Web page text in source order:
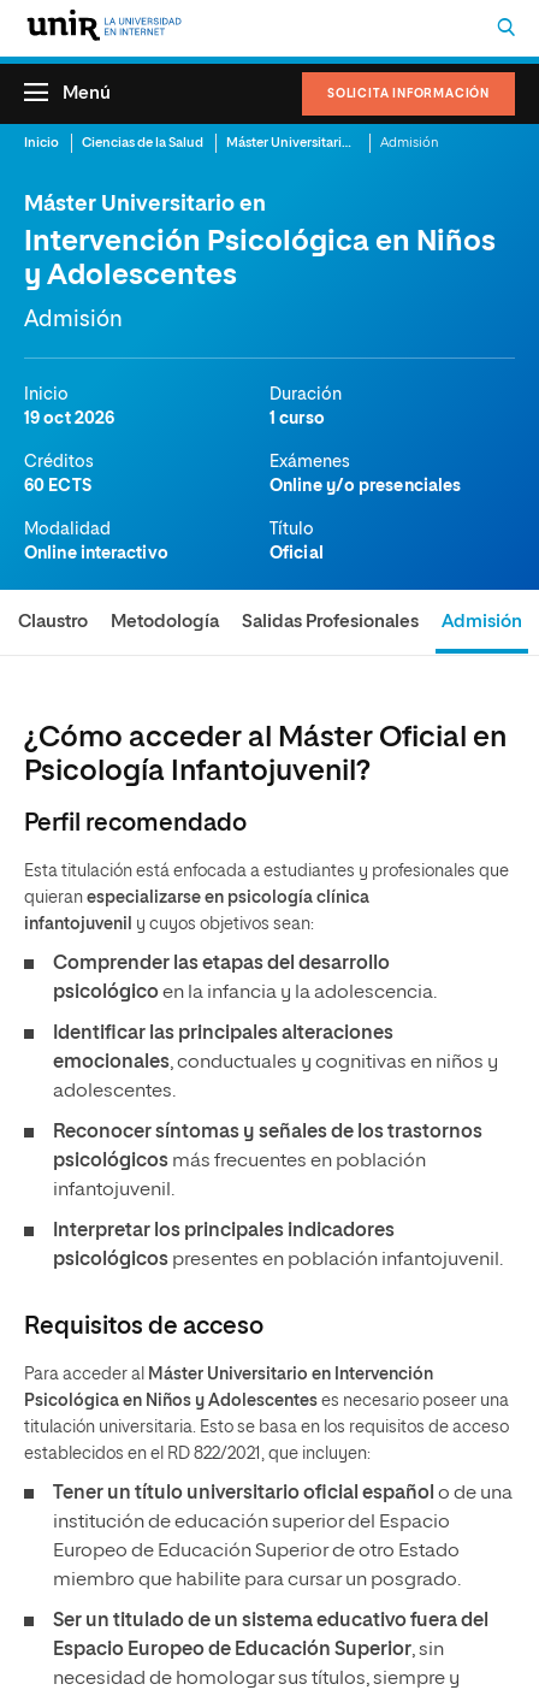
SOLICITA INFORMACIÓN
Menú
Inicio Ciencias de la Salud Máster Universitario en Intervención Psicológica en Niños y Adolescentes Admisión
Máster Universitario en
Intervención Psicológica en Niños
y Adolescentes
Admisión
Inicio
19 oct 2026
Duración
1 curso
Créditos
60 ECTS
Exámenes
Online y/o presenciales
Modalidad
Online interactivo
Título
Oficial
Claustro Metodología Salidas Profesionales Admisión
¿Cómo acceder al Máster Oficial en
Psicología Infantojuvenil?
Perfil recomendado
Esta titulación está enfocada a estudiantes y profesionales que
quieran especializarse en psicología clínica
infantojuvenil
y cuyos objetivos sean:
Comprender las etapas del desarrollo
psicológicoen la infancia y la adolescencia.
Identificar las principales alteraciones
emocionales, conductuales y cognitivas en niños y
adolescentes.
Reconocer síntomas y señales de los trastornos
psicológicos más frecuentes en población
infantojuvenil.
Interpretar los principales indicadores
psicológicos presentes en población infantojuvenil.
Requisitos de acceso
Para acceder al Máster Universitario en Intervención
Psicológica en Niños y Adolescentes es necesario poseer una
titulación universitaria. Esto se basa en los requisitos de acceso
establecidos en el RD 822/2021, que incluyen:
Tener un título universitario oficial español o de una
institución de educación superior del Espacio
Europeo de Educación Superior de otro Estado
miembro que habilite para cursar un posgrado.
Ser un titulado de un sistema educativo fuera del
Espacio Europeo de Educación Superior, sin
necesidad de homologar sus títulos, siempre y